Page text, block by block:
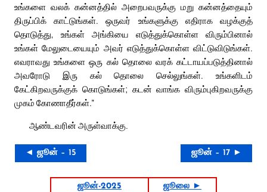
உங்களை வலக் கன்னத்தில் அறைபவருக்கு மறு கன்னத்தையும்
திருப்பிக் காட்டுங்கள். ஒருவர் உங்களுக்கு எதிராக வழக்குத்
தொடுத்து, உங்கள் அங்கியை எடுத்துக்கொள்ள விரும்பினால்
உங்கள் மேலுடையையும் அவர் எடுத்துக்கொள்ள விட்டுவிடுங்கள்.
எவராவது உங்களை ஒரு கல் தொலை வரக் கட்டாயப்படுத்தினால்
அவரோடு இரு கல் தொலை செல்லுங்கள். உங்களிடம்
கேட்கிறவருக்குக் கொடுங்கள்; கடன் வாங்க விரும்புகிறவருக்கு
முகம் கோணாதீர்கள்.”
ஆண்டவரின் அருள்வாக்கு.
◄ ஜூன் – 15 ஜூன் – 17 ►
ஜூன்-2025
ஜூலை ►